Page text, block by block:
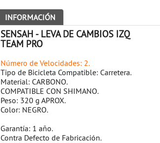
INFORMACIÓN
SENSAH - LEVA DE CAMBIOS IZQ
TEAM PRO
Número de Velocidades: 2.
Tipo de Bicicleta Compatible: Carretera.
Material: CARBONO.
COMPATIBLE CON SHIMANO.
Peso: 320 g APROX.
Color: NEGRO.
Garantía: 1 año.
Contra Defecto de Fabricación.